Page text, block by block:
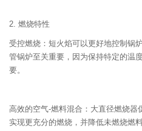
2. 燃烧特性
受控燃烧：短火焰可以更好地控制锅
管锅炉至关重要，因为保持特定的温
要。
高效的空气-燃料混合：大直径燃烧
实现更充分的燃烧，并降低未燃烧燃